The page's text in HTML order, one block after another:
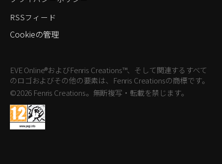
RSSフィード
Cookieの管理
EVE Online®およびFenris Creations™、そして関連するすべて
のロゴおよびその他の要素は、Fenris Creationsの商標です。
©2026 Fenris Creations。無断複写・転載を禁じます。